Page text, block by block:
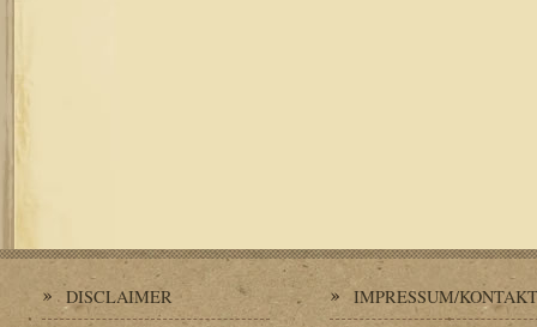
DISCLAIMER
IMPRESSUM/KONTAKT